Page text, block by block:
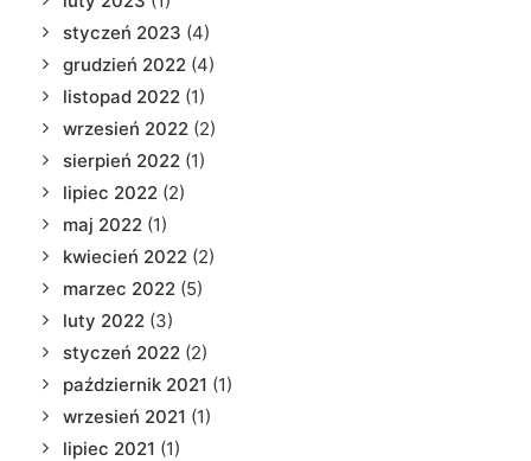
styczeń 2023 (4)
grudzień 2022 (4)
listopad 2022 (1)
wrzesień 2022 (2)
sierpień 2022 (1)
lipiec 2022 (2)
maj 2022 (1)
kwiecień 2022 (2)
marzec 2022 (5)
luty 2022 (3)
styczeń 2022 (2)
październik 2021 (1)
wrzesień 2021 (1)
lipiec 2021 (1)